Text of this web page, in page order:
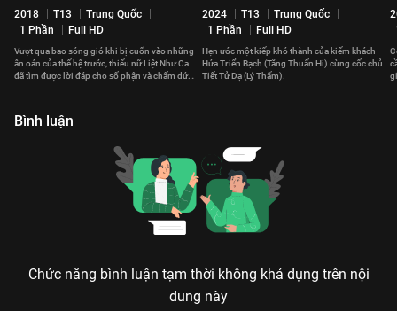
2018 T13
Trung Quốc
1 Phần
Full HD
Vượt qua bao sóng gió khi bị cuốn vào những
ân oán của thế hệ trước, thiếu nữ Liệt Như Ca
đã tìm được lời đáp cho số phận và chấm dứt
2024 T13
Trung Quốc
1 Phần
Full HD
Hẹn ước một kiếp khó thành của kiếm khách
Hứa Triển Bạch (Tăng Thuấn Hi) cùng cốc chủ
Tiết Tử Dạ (Lý Thấm).
Bình luận
Chức năng bình luận tạm thời không khả dụng trên nội
dung này